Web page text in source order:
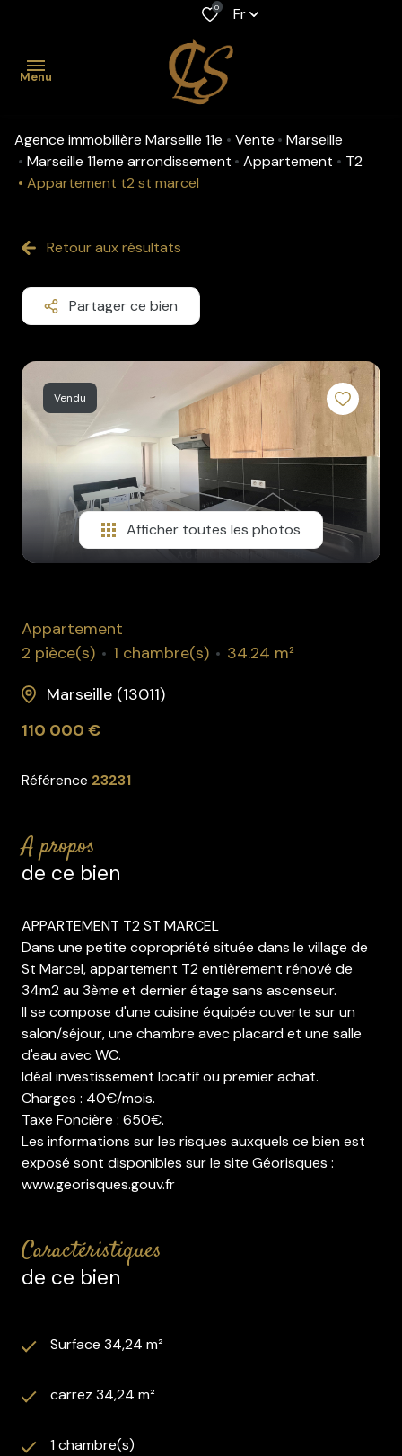
0 Fr
Menu
accueil
acheter
Appartement
Viager
Fonds de
professionnelle
Appartement
estimation
rénovation
l'agence
contact
Agence immobilière Marseille 11e Vente
Marseille
Marseille 11eme arrondissement
Appartement
T2
Appartement t2 st marcel
Retour aux résultats
Partager ce bien
Vendu
Afficher toutes les photos
Appartement
2 pièce(s)
1 chambre(s)
34.24 m²
Marseille (13011)
110 000 €
Référence 23231
a propos
de ce bien
APPARTEMENT T2 ST MARCEL
Dans une petite copropriété située dans le village de
St Marcel, appartement T2 entièrement rénové de
34m2 au 3ème et dernier étage sans ascenseur.
Il se compose d'une cuisine équipée ouverte sur un
salon/séjour, une chambre avec placard et une salle
d'eau avec WC.
Idéal investissement locatif ou premier achat.
Charges : 40€/mois.
Taxe Foncière : 650€.
Les informations sur les risques auxquels ce bien est
exposé sont disponibles sur le site Géorisques :
www.georisques.gouv.fr
caractéristiques
de ce bien
Surface 34,24 m²
carrez 34,24 m²
1 chambre(s)